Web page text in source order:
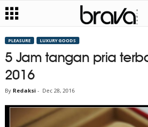
PLEASURE LUXURY GOODS
5 Jam tangan pria
2016
By Redaksi - Dec 28, 2016